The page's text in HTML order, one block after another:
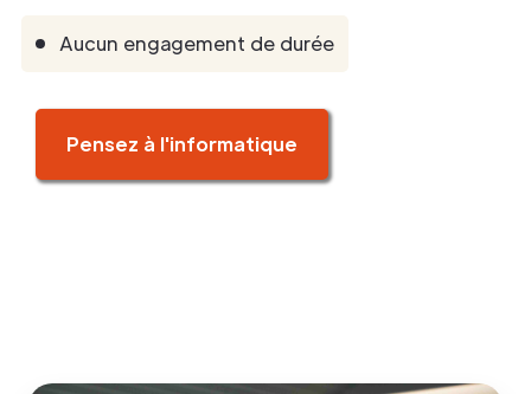
Aucun engagement de durée
Pensez à l'informatique